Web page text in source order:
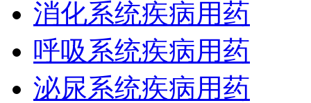
消化系统疾病用药
呼吸系统疾病用药
泌尿系统疾病用药